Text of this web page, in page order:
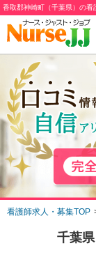
香取郡神崎町（千葉県）の看
看護師求人・募集TOP
千葉県